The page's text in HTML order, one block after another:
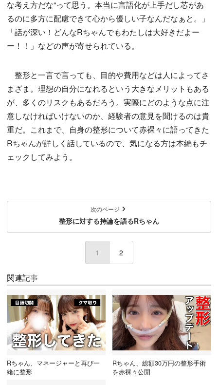
な考え方だな“って思う。本当に言語化が上手だし芯があ
るのに多方に配慮できて心から優しい子なんだなぁと。」
「話が深い！どんなRちゃんでもわたしは大好きだよー
ー！！」などの声が寄せられている。
整形と一言で言っても、目的や費用などは人によってさ
まざま。理想の自分になれるという大きなメリットもある
が、多くのリスクもあるだろう。実際にどのような点に注
意しなければいけないのか、経験者の意見を聞けるのは貴
重だ。これまで、自身の整形について赤裸々に語ってきた
Rちゃんが詳しく話しているので、気になる方は本編もチ
ェックしてみよう。
次のページ
整形に対する持論を語るRちゃん
1 (current)
2
関連記事
Rちゃん、マネージャーと再び一
緒に整形
Rちゃん、総額30万円の整形手術
を赤裸々公開